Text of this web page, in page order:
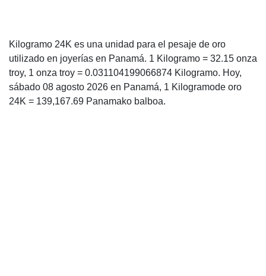
Kilogramo 24K es una unidad para el pesaje de oro
utilizado en joyerías en Panamá. 1 Kilogramo = 32.15 onza
troy, 1 onza troy = 0.031104199066874 Kilogramo. Hoy,
sábado 08 agosto 2026 en Panamá, 1 Kilogramode oro
24K = 139,167.69 Panamako balboa.